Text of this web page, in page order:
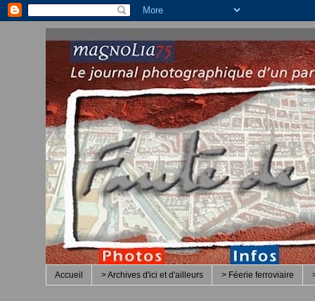
Accueil > Archives d'ici et d'ailleurs > Féerie ferroviaire